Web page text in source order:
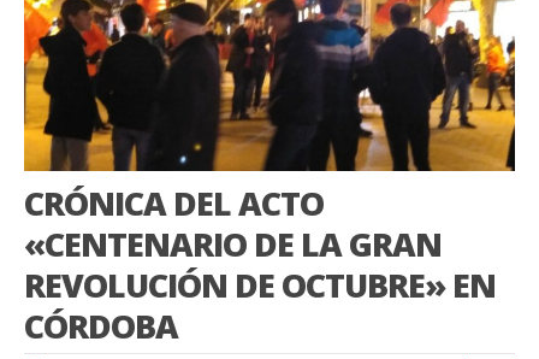
CRÓNICA DEL ACTO
«CENTENARIO DE LA GRAN
REVOLUCIÓN DE OCTUBRE» EN
CÓRDOBA